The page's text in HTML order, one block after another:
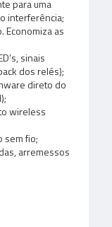
para uma
interferência;
Economiza as
sinais
dos relés);
direto do
wireless
sem fio;
arremessos